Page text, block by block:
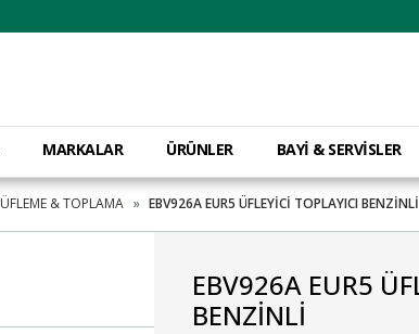
MARKALAR ÜRÜNLER BAYİ & SERVİSLER
ÜFLEME & TOPLAMA EBV926A EUR5 ÜFLEYİCİ TOPLAYICI BENZİNLİ
EBV926A EUR5
BENZİNLİ